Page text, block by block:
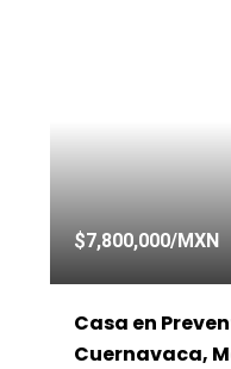
$7,800,000/MXN
Casa en
Cuernavaca,